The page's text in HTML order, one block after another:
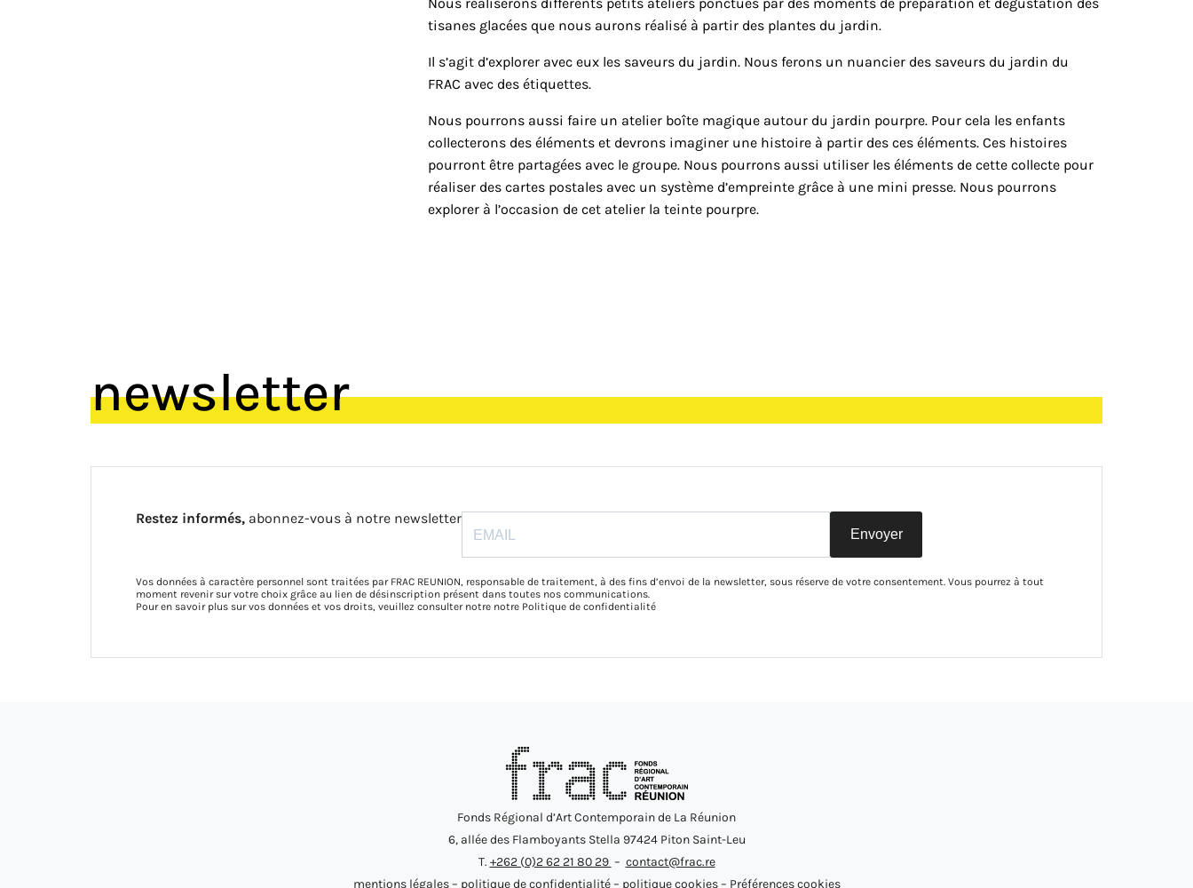
tisanes glacées que nous aurons réalisé à partir des plantes du jardin.
Il s’agit d’explorer avec eux les saveurs du jardin. Nous ferons un nuancier des saveurs du jardin du
FRAC avec des étiquettes.
Nous pourrons aussi faire un atelier boîte magique autour du jardin pourpre. Pour cela les enfants
collecterons des éléments et devrons imaginer une histoire à partir des ces éléments. Ces histoires
pourront être partagées avec le groupe. Nous pourrons aussi utiliser les éléments de cette collecte pour
réaliser des cartes postales avec un système d’empreinte grâce à une mini presse. Nous pourrons
explorer à l’occasion de cet atelier la teinte pourpre.
newsletter
Restez informés, abonnez-vous à notre newsletter
Envoyer
Vos données à caractère personnel sont traitées par FRAC REUNION, responsable de traitement, à des fins d’envoi de la newsletter, sous réserve de votre consentement. Vous pourrez à tout
moment revenir sur votre choix grâce au lien de désinscription présent dans toutes nos communications.
Pour en savoir plus sur vos données et vos droits, veuillez consulter notre notre Politique de confidentialité
Fonds Régional d’Art Contemporain de La Réunion
6, allée des Flamboyants Stella 97424 Piton Saint-Leu
T. +262 (0)2 62 21 80 29 – contact@frac.re
mentions légales– politique de confidentialité– politique cookies– Préférences cookies